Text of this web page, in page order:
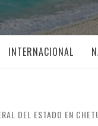
INTERNACIONAL
DEL ESTADO EN